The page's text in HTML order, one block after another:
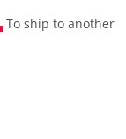
To ship to another